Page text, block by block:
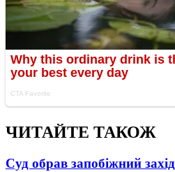
ЧИТАЙТЕ ТАКОЖ
Суд обрав запобіжний